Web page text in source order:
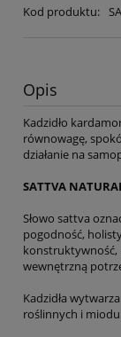
Kod produktu:
Opis
Kadzidło
równowagę,
działanie na
SATTVA
Słowo sattva
pogodność,
konstruktywność,
wewnętrzną
Kadzidła
roślinnych i